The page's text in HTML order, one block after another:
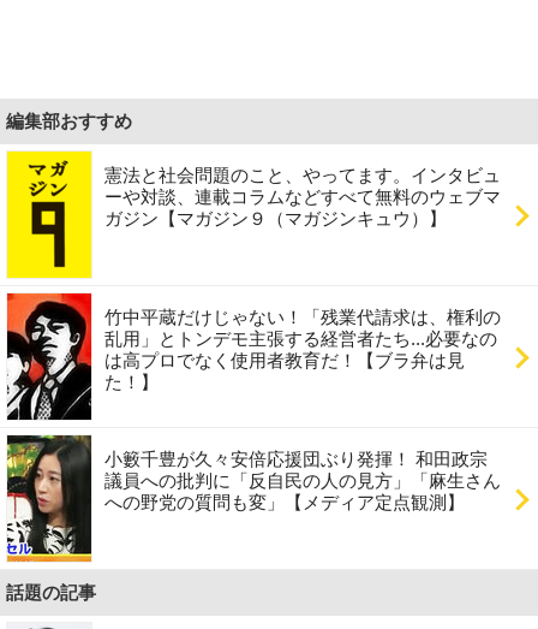
編集部おすすめ
憲法と社会問題のこと、やってます。インタビュ
ーや対談、連載コラムなどすべて無料のウェブマ
ガジン【マガジン９（マガジンキュウ）】
竹中平蔵だけじゃない！「残業代請求は、権利の
乱用」とトンデモ主張する経営者たち...必要なの
は高プロでなく使用者教育だ！【ブラ弁は見
た！】
小籔千豊が久々安倍応援団ぶり発揮！ 和田政宗
議員への批判に「反自民の人の見方」「麻生さん
への野党の質問も変」【メディア定点観測】
話題の記事